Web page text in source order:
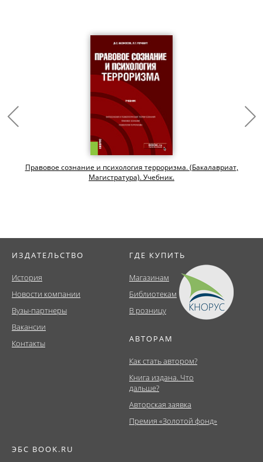
Правовое сознание и психология терроризма. (Бакалавриат,
Магистратура). Учебник.
ИЗДАТЕЛЬСТВО
История
Новости компании
Вузы-партнеры
Вакансии
Контакты
ГДЕ КУПИТЬ
Магазинам
Библиотекам
В розницу
АВТОРАМ
Как стать автором?
Книга издана. Что
дальше?
Авторская заявка
Премия «Золотой фонд»
ЭБС BOOK.RU